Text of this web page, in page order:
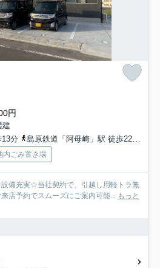
円
建
分
島原鉄道「阿母崎」駅 徒歩22分
内ごみ置き場
備充実☆当社契約で、引越し用軽トラ無
店予約でスムーズにご案内可能... もっと